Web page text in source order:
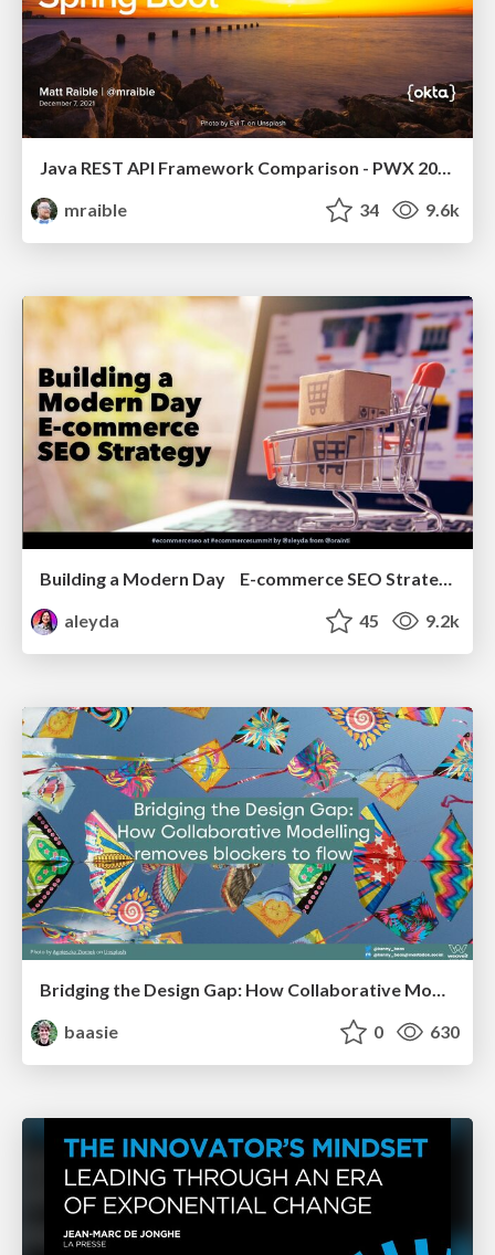
mraible
34 9.6k
Building a Modern Day E-commerce SEO Strategy
aleyda
45 9.2k
Bridging the Design Gap: How Collaborative Modelling removes blockers to flow between stakeholders and teams @FastFlow conf
baasie
0 630